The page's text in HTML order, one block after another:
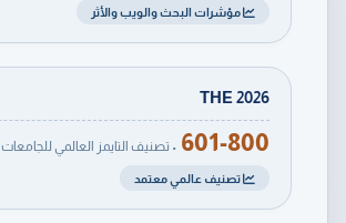
مؤشرات البحث والويب والأثر
THE 2026
601-800 • تصنيف التايمز العالمي للجامعات
تصنيف عالمي معتمد